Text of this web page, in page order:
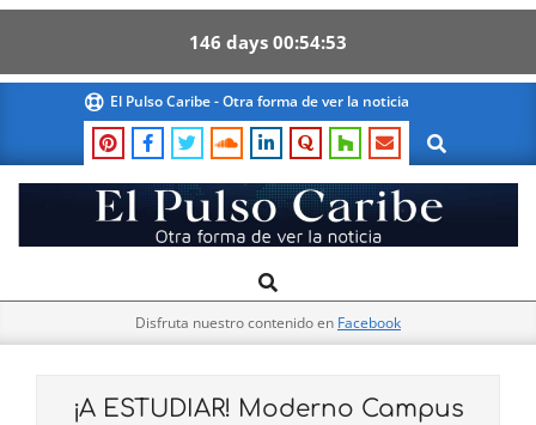
146 days 00 54 52
content
El Pulso Caribe - Otra forma de ver la noticia
Search
El
Pulso
Navigation
Search
Disfruta nuestro contenido en Facebook
¡A ESTUDIAR! Moderno Campus